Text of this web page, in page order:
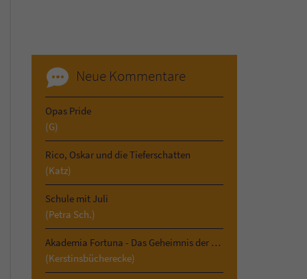
Neue Kommentare
Opas Pride
(G)
Rico, Oskar und die Tieferschatten
(Katz)
Schule mit Juli
(Petra Sch.)
Akademia Fortuna - Das Geheimnis der Vergangenheit
(Kerstinsbücherecke)